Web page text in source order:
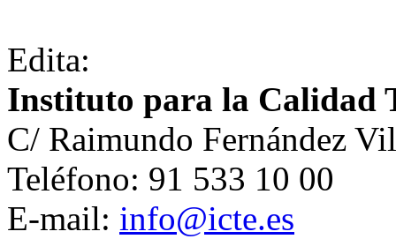
Edita:
Instituto para la Calidad
C/ Raimundo Fernández
Teléfono: 91 533 10 00
E-mail: info@icte.es